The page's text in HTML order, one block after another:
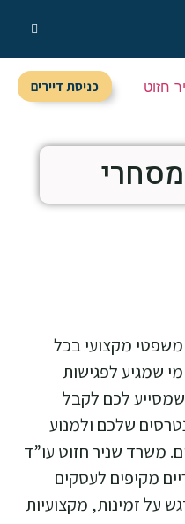
כניסת דיירים
מסחרי
משפטי מקצועי בכל
שמגיע לפגישות
לכם לקבל
שלכם ולמנוע
משרד שניר חזוט עו”ד
מקיפים לעסקים
על זמינות, מקצועיות